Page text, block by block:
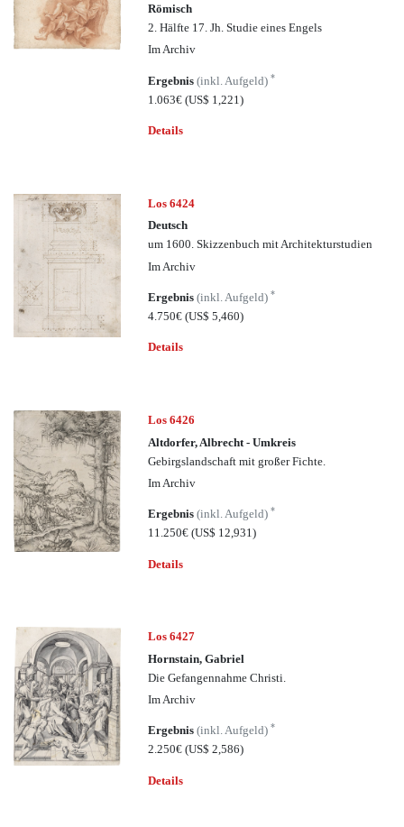
Römisch
2. Hälfte 17. Jh. Studie eines Engels
Im Archiv
Ergebnis(inkl. Aufgeld)*
1.063€(US$ 1,221)
Details
Los 6424
Deutsch
um 1600. Skizzenbuch mit Architekturstudien
Im Archiv
Ergebnis(inkl. Aufgeld)*
4.750€(US$ 5,460)
Details
Los 6426
Altdorfer, Albrecht - Umkreis
Gebirgslandschaft mit großer Fichte.
Im Archiv
Ergebnis(inkl. Aufgeld)*
11.250€(US$ 12,931)
Details
Los 6427
Hornstain, Gabriel
Die Gefangennahme Christi.
Im Archiv
Ergebnis(inkl. Aufgeld)*
2.250€(US$ 2,586)
Details